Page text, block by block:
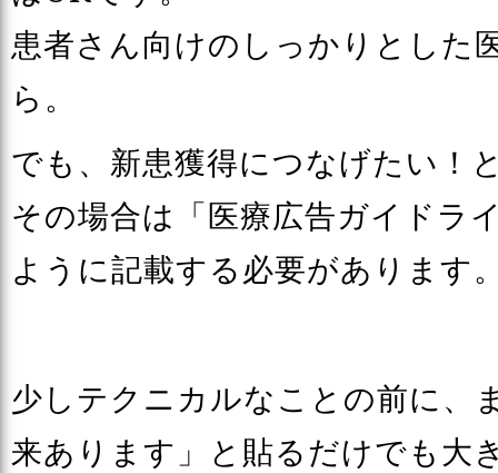
患者さん向けのしっかりとした
ら。
でも、新患獲得につなげたい！
その場合は「医療広告ガイドラ
ように記載する必要があります
少しテクニカルなことの前に、
来あります」と貼るだけでも大